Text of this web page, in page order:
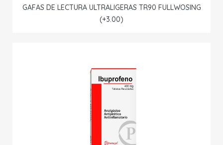
GAFAS DE LECTURA ULTRALIGERAS TR90 FULLWOSING
(+3.00)